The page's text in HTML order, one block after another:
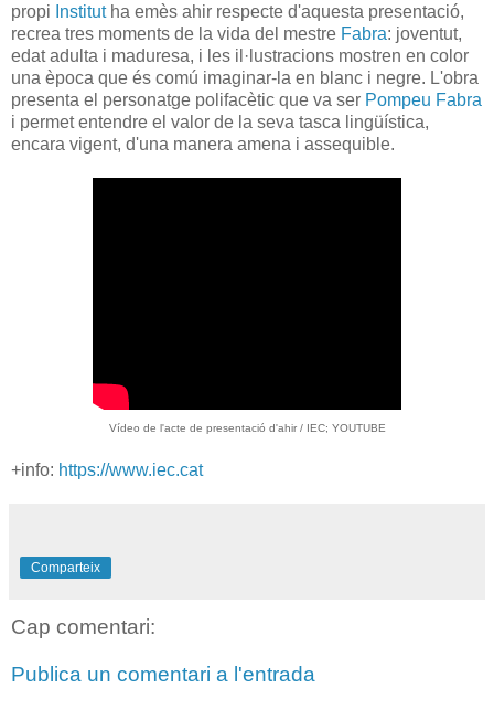
propi Institutha emès ahir respecte d'aquesta presentació,
recrea tres moments de la vida del mestre Fabra: joventut,
edat adulta i maduresa, i les il·lustracions mostren en color
una època que és comú imaginar-la en blanc i negre. L'obra
presenta el personatge polifacètic que va ser Pompeu Fabra
i permet entendre el valor de la seva tasca lingüística,
encara vigent, d'una manera amena i assequible.
Vídeo de l'acte de presentació d'ahir / IEC; YOUTUBE
+info: https://www.iec.cat
Comparteix
Cap comentari:
Publica un comentari a l'entrada